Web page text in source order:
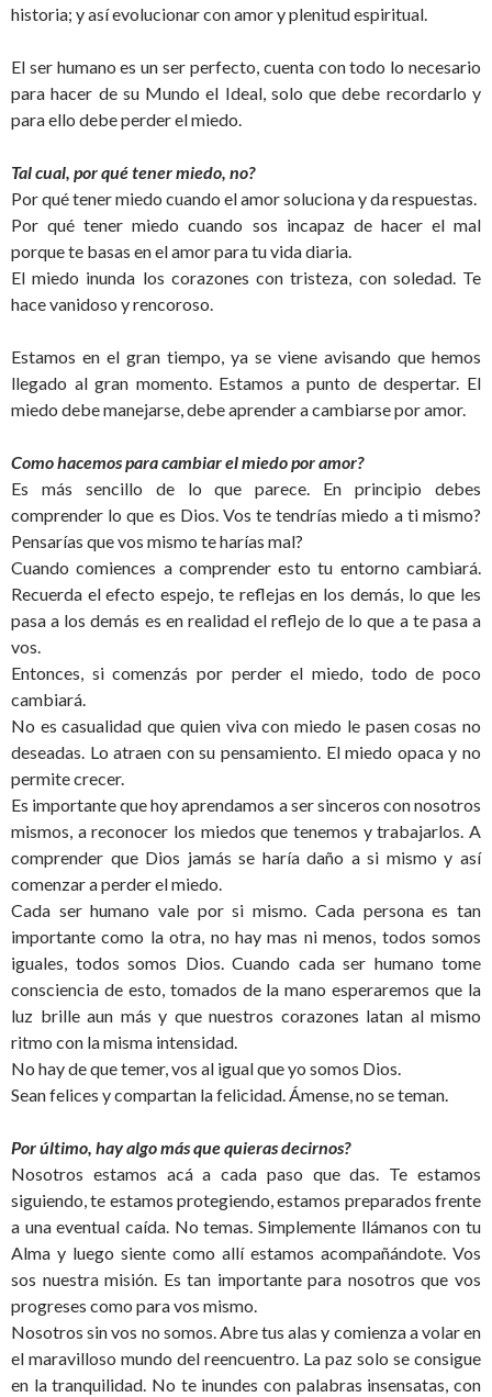
historia; y así evolucionar con amor y plenitud espiritual.
El ser humano es un ser perfecto, cuenta con todo lo necesario
para hacer de su Mundo el Ideal, solo que debe recordarlo y
para ello debe perder el miedo.
Tal cual, por qué tener miedo, no?
Por qué tener miedo cuando el amor soluciona y da respuestas.
Por qué tener miedo cuando sos incapaz de hacer el mal
porque te basas en el amor para tu vida diaria.
El miedo inunda los corazones con tristeza, con soledad. Te
hace vanidoso y rencoroso.
Estamos en el gran tiempo, ya se viene avisando que hemos
llegado al gran momento. Estamos a punto de despertar. El
miedo debe manejarse, debe aprender a cambiarse por amor.
Como hacemos para cambiar el miedo por amor?
Es más sencillo de lo que parece. En principio debes
comprender lo que es Dios. Vos te tendrías miedo a ti mismo?
Pensarías que vos mismo te harías mal?
Cuando comiences a comprender esto tu entorno cambiará.
Recuerda el efecto espejo, te reflejas en los demás, lo que les
pasa a los demás es en realidad el reflejo de lo que a te pasa a
vos.
Entonces, si comenzás por perder el miedo, todo de poco
cambiará.
No es casualidad que quien viva con miedo le pasen cosas no
deseadas. Lo atraen con su pensamiento. El miedo opaca y no
permite crecer.
Es importante que hoy aprendamos a ser sinceros con nosotros
mismos, a reconocer los miedos que tenemos y trabajarlos. A
comprender que Dios jamás se haría daño a si mismo y así
comenzar a perder el miedo.
Cada ser humano vale por si mismo. Cada persona es tan
importante como la otra, no hay mas ni menos, todos somos
iguales, todos somos Dios. Cuando cada ser humano tome
consciencia de esto, tomados de la mano esperaremos que la
luz brille aun más y que nuestros corazones latan al mismo
ritmo con la misma intensidad.
No hay de que temer, vos al igual que yo somos Dios.
Sean felices y compartan la felicidad. Ámense, no se teman.
Por último, hay algo más que quieras decirnos?
Nosotros estamos acá a cada paso que das. Te estamos
siguiendo, te estamos protegiendo, estamos preparados frente
a una eventual caída. No temas. Simplemente llámanos con tu
Alma y luego siente como allí estamos acompañándote. Vos
sos nuestra misión. Es tan importante para nosotros que vos
progreses como para vos mismo.
Nosotros sin vos no somos. Abre tus alas y comienza a volar en
el maravilloso mundo del reencuentro. La paz solo se consigue
en la tranquilidad. No te inundes con palabras insensatas, con